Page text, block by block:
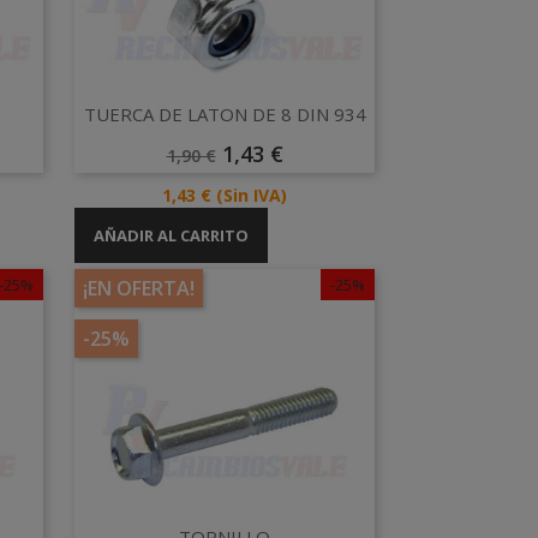
 Vista rápida
TUERCA DE LATON DE 8 DIN 934
Precio
1,90 € Precio
1,43 €
Precio
1,43 € (Sin IVA)
AÑADIR AL CARRITO
-25% -25%
¡EN OFERTA!
-25%